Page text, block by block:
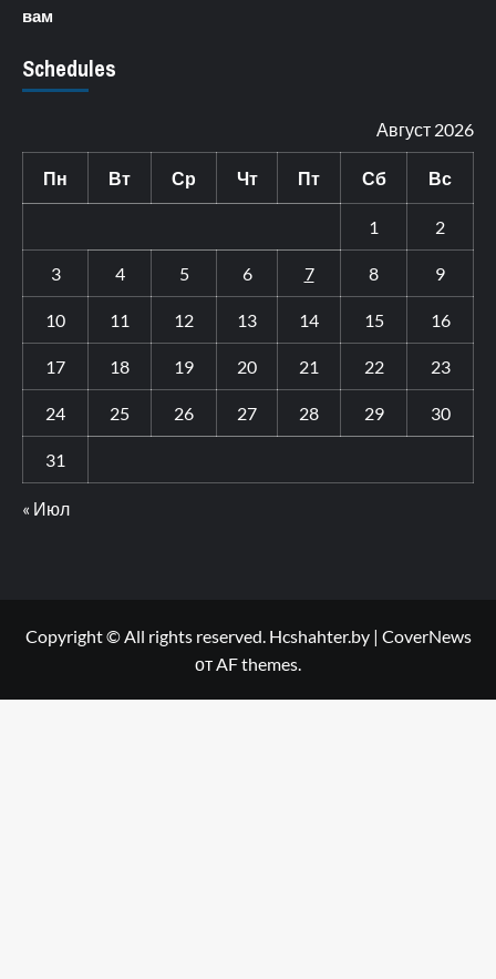
вам
Schedules
Август 2026
Пн Вт Ср Чт Пт Сб Вс
1 2
3 4 5 6 7 8 9
10 11 12 13 14 15 16
17 18 19 20 21 22 23
24 25 26 27 28 29 30
31
« Июл
Copyright © All rights reserved. Hcshahter.by | CoverNews
от AF themes.